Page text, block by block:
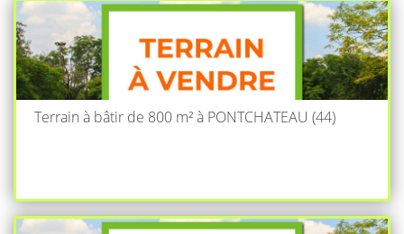
Terrain à bâtir de 800 m² à PONTCHATEAU (44)